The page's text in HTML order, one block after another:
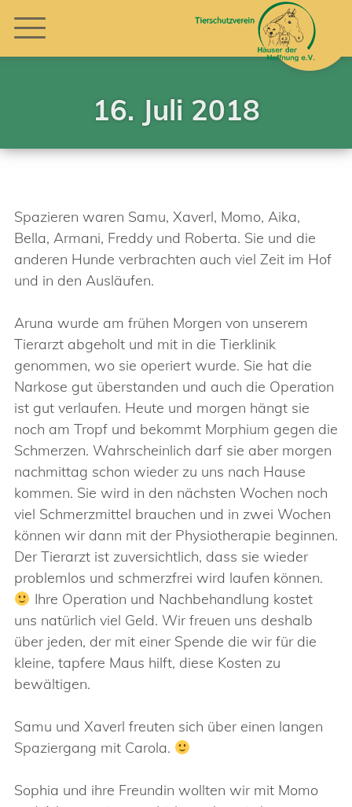
16. Juli 2018
Spazieren waren Samu, Xaverl, Momo, Aika,
Bella, Armani, Freddy und Roberta. Sie und die
anderen Hunde verbrachten auch viel Zeit im Hof
und in den Ausläufen.
Aruna wurde am frühen Morgen von unserem
Tierarzt abgeholt und mit in die Tierklinik
genommen, wo sie operiert wurde. Sie hat die
Narkose gut überstanden und auch die Operation
ist gut verlaufen. Heute und morgen hängt sie
noch am Tropf und bekommt Morphium gegen die
Schmerzen. Wahrscheinlich darf sie aber morgen
nachmittag schon wieder zu uns nach Hause
kommen. Sie wird in den nächsten Wochen noch
viel Schmerzmittel brauchen und in zwei Wochen
können wir dann mit der Physiotherapie beginnen.
Der Tierarzt ist zuversichtlich, dass sie wieder
problemlos und schmerzfrei wird laufen können.
Ihre Operation und Nachbehandlung kostet
uns natürlich viel Geld. Wir freuen uns deshalb
über jeden, der mit einer Spende die wir für die
kleine, tapfere Maus hilft, diese Kosten zu
bewältigen.
Samu und Xaverl freuten sich über einen langen
Spaziergang mit Carola.
Sophia und ihre Freundin wollten wir mit Momo